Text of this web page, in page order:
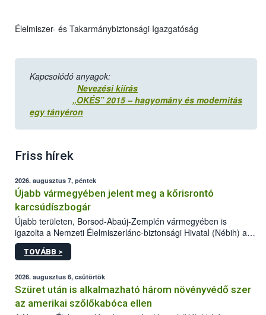
Élelmiszer- és Takarmánybiztonsági Igazgatóság
Kapcsolódó anyagok:
Nevezési kiírás
„OKÉS” 2015 – hagyomány és modernitás
egy tányéron
Friss hírek
2026. augusztus 7, péntek
Újabb vármegyében jelent meg a kőrisrontó
karcsúdíszbogár
Újabb területen, Borsod-Abaúj-Zemplén vármegyében is
igazolta a Nemzeti Élelmiszerlánc-biztonsági Hivatal (Nébih) a
kőrisrontó karcsúdíszbogár (Agrilus planipennis) jelenlétét. A
kártevőt nem csak színcsapdában találták meg, de már fertőzött
az intenzív felderítést, emellett az intézkedéseket a szlovák
hatósággal is összehangolják a terjedés megállítása érdekében.
TOVÁBB >
2026. augusztus 6, csütörtök
Szüret után is alkalmazható három növényvédő szer
az amerikai szőlőkabóca ellen